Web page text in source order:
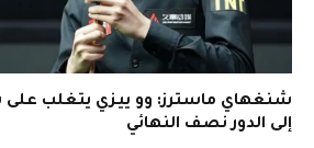
شنغهاي ماسترز: وو ييزي يتغلب
إلى الدور نصف النهائي